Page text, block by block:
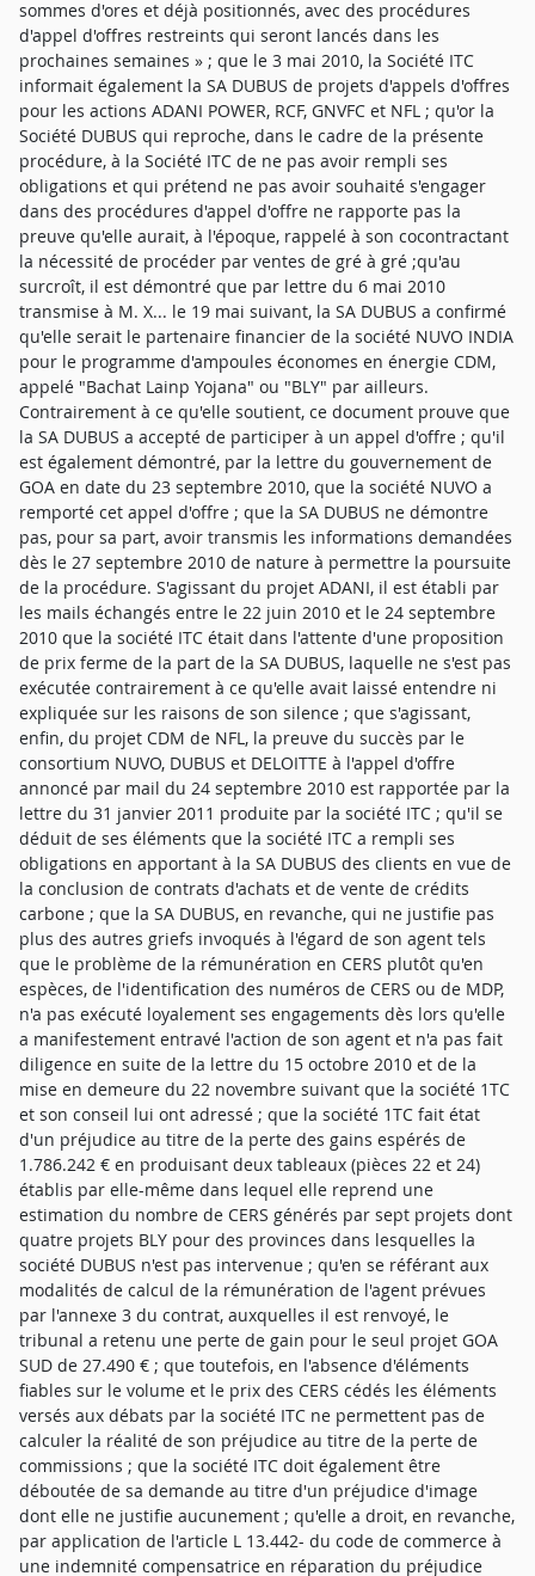
sommes d'ores et déjà positionnés, avec des procédures
d'appel d'offres restreints qui seront lancés dans les
prochaines semaines » ; que le 3 mai 2010, la Société ITC
informait également la SA DUBUS de projets d'appels d'offres
pour les actions ADANI POWER, RCF, GNVFC et NFL ; qu'or la
Société DUBUS qui reproche, dans le cadre de la présente
procédure, à la Société ITC de ne pas avoir rempli ses
obligations et qui prétend ne pas avoir souhaité s'engager
dans des procédures d'appel d'offre ne rapporte pas la
preuve qu'elle aurait, à l'époque, rappelé à son cocontractant
la nécessité de procéder par ventes de gré à gré ;qu'au
surcroît, il est démontré que par lettre du 6 mai 2010
transmise à M. X... le 19 mai suivant, la SA DUBUS a confirmé
qu'elle serait le partenaire financier de la société NUVO INDIA
pour le programme d'ampoules économes en énergie CDM,
appelé "Bachat Lainp Yojana" ou "BLY" par ailleurs.
Contrairement à ce qu'elle soutient, ce document prouve que
la SA DUBUS a accepté de participer à un appel d'offre ; qu'il
est également démontré, par la lettre du gouvernement de
GOA en date du 23 septembre 2010, que la société NUVO a
remporté cet appel d'offre ; que la SA DUBUS ne démontre
pas, pour sa part, avoir transmis les informations demandées
dès le 27 septembre 2010 de nature à permettre la poursuite
de la procédure. S'agissant du projet ADANI, il est établi par
les mails échangés entre le 22 juin 2010 et le 24 septembre
2010 que la société ITC était dans l'attente d'une proposition
de prix ferme de la part de la SA DUBUS, laquelle ne s'est pas
exécutée contrairement à ce qu'elle avait laissé entendre ni
expliquée sur les raisons de son silence ; que s'agissant,
enfin, du projet CDM de NFL, la preuve du succès par le
consortium NUVO, DUBUS et DELOITTE à l'appel d'offre
annoncé par mail du 24 septembre 2010 est rapportée par la
lettre du 31 janvier 2011 produite par la société ITC ; qu'il se
déduit de ses éléments que la société ITC a rempli ses
obligations en apportant à la SA DUBUS des clients en vue de
la conclusion de contrats d'achats et de vente de crédits
carbone ; que la SA DUBUS, en revanche, qui ne justifie pas
plus des autres griefs invoqués à l'égard de son agent tels
que le problème de la rémunération en CERS plutôt qu'en
espèces, de l'identification des numéros de CERS ou de MDP,
n'a pas exécuté loyalement ses engagements dès lors qu'elle
a manifestement entravé l'action de son agent et n'a pas fait
diligence en suite de la lettre du 15 octobre 2010 et de la
mise en demeure du 22 novembre suivant que la société 1TC
et son conseil lui ont adressé ; que la société 1TC fait état
d'un préjudice au titre de la perte des gains espérés de
1.786.242 € en produisant deux tableaux (pièces 22 et 24)
établis par elle-même dans lequel elle reprend une
estimation du nombre de CERS générés par sept projets dont
quatre projets BLY pour des provinces dans lesquelles la
société DUBUS n'est pas intervenue ; qu'en se référant aux
modalités de calcul de la rémunération de l'agent prévues
par l'annexe 3 du contrat, auxquelles il est renvoyé, le
tribunal a retenu une perte de gain pour le seul projet GOA
SUD de 27.490 € ; que toutefois, en l'absence d'éléments
fiables sur le volume et le prix des CERS cédés les éléments
versés aux débats par la société ITC ne permettent pas de
calculer la réalité de son préjudice au titre de la perte de
commissions ; que la société ITC doit également être
déboutée de sa demande au titre d'un préjudice d'image
dont elle ne justifie aucunement ; qu'elle a droit, en revanche,
par application de l'article L 13.442- du code de commerce à
une indemnité compensatrice en réparation du préjudice